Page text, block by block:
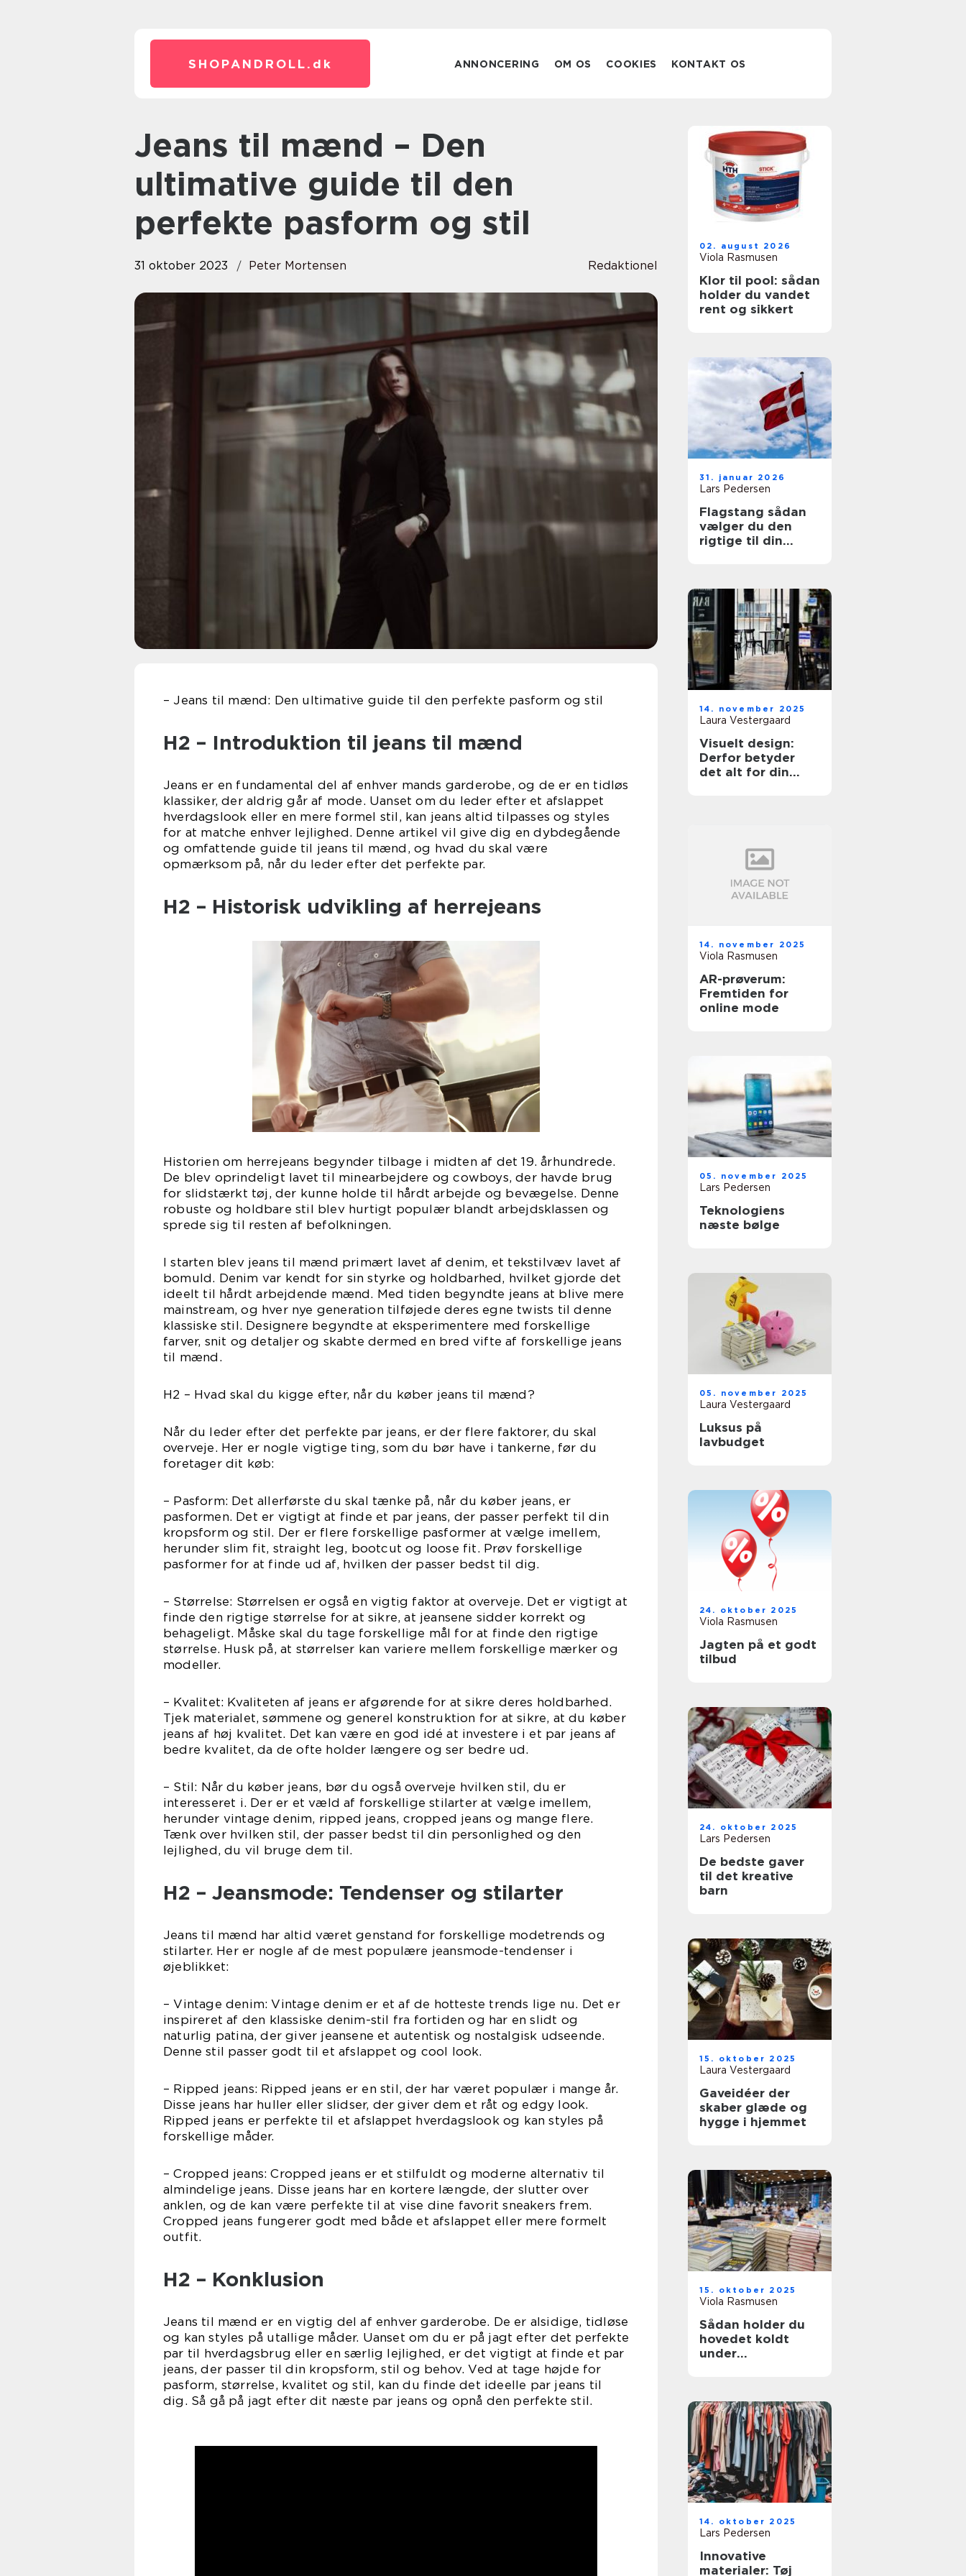
SHOPANDROLL. dk ANNONCERING OM OS COOKIES KONTAKT OS
Jeans til mænd – Den
ultimative guide til den
perfekte pasform og stil
31 oktober 2023 Peter Mortensen Redaktionel
– Jeans til mænd: Den ultimative guide til den perfekte pasform og stil
H2 – Introduktion til jeans til mænd
Jeans er en fundamental del af enhver mands garderobe, og de er en tidløs
klassiker, der aldrig går af mode. Uanset om du leder efter et afslappet
hverdagslook eller en mere formel stil, kan jeans altid tilpasses og styles
for at matche enhver lejlighed. Denne artikel vil give dig en dybdegående
og omfattende guide til jeans til mænd, og hvad du skal være
opmærksom på, når du leder efter det perfekte par.
H2 – Historisk udvikling af herrejeans
Historien om herrejeans begynder tilbage i midten af det 19. århundrede.
De blev oprindeligt lavet til minearbejdere og cowboys, der havde brug
for slidstærkt tøj, der kunne holde til hårdt arbejde og bevægelse. Denne
robuste og holdbare stil blev hurtigt populær blandt arbejdsklassen og
sprede sig til resten af befolkningen.
I starten blev jeans til mænd primært lavet af denim, et tekstilvæv lavet af
bomuld. Denim var kendt for sin styrke og holdbarhed, hvilket gjorde det
ideelt til hårdt arbejdende mænd. Med tiden begyndte jeans at blive mere
mainstream, og hver nye generation tilføjede deres egne twists til denne
klassiske stil. Designere begyndte at eksperimentere med forskellige
farver, snit og detaljer og skabte dermed en bred vifte af forskellige jeans
til mænd.
H2 – Hvad skal du kigge efter, når du køber jeans til mænd?
Når du leder efter det perfekte par jeans, er der flere faktorer, du skal
overveje. Her er nogle vigtige ting, som du bør have i tankerne, før du
foretager dit køb:
– Pasform: Det allerførste du skal tænke på, når du køber jeans, er
pasformen. Det er vigtigt at finde et par jeans, der passer perfekt til din
kropsform og stil. Der er flere forskellige pasformer at vælge imellem,
herunder slim fit, straight leg, bootcut og loose fit. Prøv forskellige
pasformer for at finde ud af, hvilken der passer bedst til dig.
– Størrelse: Størrelsen er også en vigtig faktor at overveje. Det er vigtigt at
finde den rigtige størrelse for at sikre, at jeansene sidder korrekt og
behageligt. Måske skal du tage forskellige mål for at finde den rigtige
størrelse. Husk på, at størrelser kan variere mellem forskellige mærker og
modeller.
– Kvalitet: Kvaliteten af jeans er afgørende for at sikre deres holdbarhed.
Tjek materialet, sømmene og generel konstruktion for at sikre, at du køber
jeans af høj kvalitet. Det kan være en god idé at investere i et par jeans af
bedre kvalitet, da de ofte holder længere og ser bedre ud.
– Stil: Når du køber jeans, bør du også overveje hvilken stil, du er
interesseret i. Der er et væld af forskellige stilarter at vælge imellem,
herunder vintage denim, ripped jeans, cropped jeans og mange flere.
Tænk over hvilken stil, der passer bedst til din personlighed og den
lejlighed, du vil bruge dem til.
H2 – Jeansmode: Tendenser og stilarter
Jeans til mænd har altid været genstand for forskellige modetrends og
stilarter. Her er nogle af de mest populære jeansmode-tendenser i
øjeblikket:
– Vintage denim: Vintage denim er et af de hotteste trends lige nu. Det er
inspireret af den klassiske denim-stil fra fortiden og har en slidt og
naturlig patina, der giver jeansene et autentisk og nostalgisk udseende.
Denne stil passer godt til et afslappet og cool look.
– Ripped jeans: Ripped jeans er en stil, der har været populær i mange år.
Disse jeans har huller eller slidser, der giver dem et råt og edgy look.
Ripped jeans er perfekte til et afslappet hverdagslook og kan styles på
forskellige måder.
– Cropped jeans: Cropped jeans er et stilfuldt og moderne alternativ til
almindelige jeans. Disse jeans har en kortere længde, der slutter over
anklen, og de kan være perfekte til at vise dine favorit sneakers frem.
Cropped jeans fungerer godt med både et afslappet eller mere formelt
outfit.
H2 – Konklusion
Jeans til mænd er en vigtig del af enhver garderobe. De er alsidige, tidløse
og kan styles på utallige måder. Uanset om du er på jagt efter det perfekte
par til hverdagsbrug eller en særlig lejlighed, er det vigtigt at finde et par
jeans, der passer til din kropsform, stil og behov. Ved at tage højde for
pasform, størrelse, kvalitet og stil, kan du finde det ideelle par jeans til
dig. Så gå på jagt efter dit næste par jeans og opnå den perfekte stil.
02. august 2026
Viola Rasmusen
Klor til pool: sådan
holder du vandet
rent og sikkert
31. januar 2026
Lars Pedersen
Flagstang sådan
vælger du den
rigtige til din
14. november 2025
Laura Vestergaard
Visuelt design:
Derfor betyder
det alt for din
14. november 2025
Viola Rasmusen
AR-prøverum:
Fremtiden for
online mode
05. november 2025
Lars Pedersen
Teknologiens
næste bølge
05. november 2025
Laura Vestergaard
Luksus på
lavbudget
24. oktober 2025
Viola Rasmusen
Jagten på et godt
tilbud
24. oktober 2025
Lars Pedersen
De bedste gaver
til det kreative
barn
15. oktober 2025
Laura Vestergaard
Gaveidéer der
skaber glæde og
hygge i hjemmet
15. oktober 2025
Viola Rasmusen
Sådan holder du
hovedet koldt
under
14. oktober 2025
Lars Pedersen
Innovative
materialer: Tøj